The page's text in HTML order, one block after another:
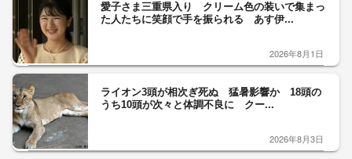
愛子さま三重県入り クリーム色の装いで集まっ
た人たちに笑顔で手を振られる あす伊...
2026年8月1日
ライオン3頭が相次ぎ死ぬ 猛暑影響か 18頭の
うち10頭が次々と体調不良に クー...
2026年8月3日